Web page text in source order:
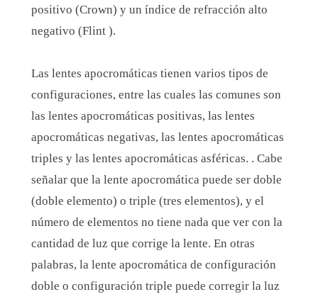
positivo (Crown) y un índice de refracción alto
negativo (Flint ).
Las lentes apocromáticas tienen varios tipos de
configuraciones, entre las cuales las comunes son
las lentes apocromáticas positivas, las lentes
apocromáticas negativas, las lentes apocromáticas
triples y las lentes apocromáticas asféricas. . Cabe
señalar que la lente apocromática puede ser doble
(doble elemento) o triple (tres elementos), y el
número de elementos no tiene nada que ver con la
cantidad de luz que corrige la lente. En otras
palabras, la lente apocromática de configuración
doble o configuración triple puede corregir la luz